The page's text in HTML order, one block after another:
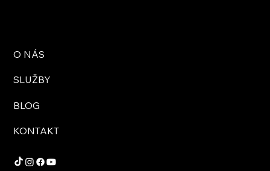
O NÁS
SLUŽBY
BLOG
KONTAKT